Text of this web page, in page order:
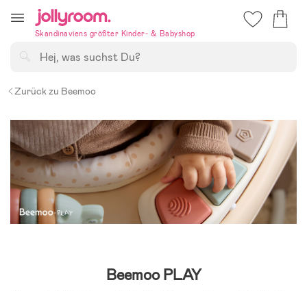
till
innehålletSkandinaviens größter Kinder- & Babyshop
Zurück zu Beemoo
Beemoo PLAY